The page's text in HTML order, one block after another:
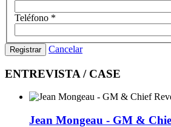
Teléfono *
Registrar Cancelar
ENTREVISTA / CASE
Jean Mongeau - GM &